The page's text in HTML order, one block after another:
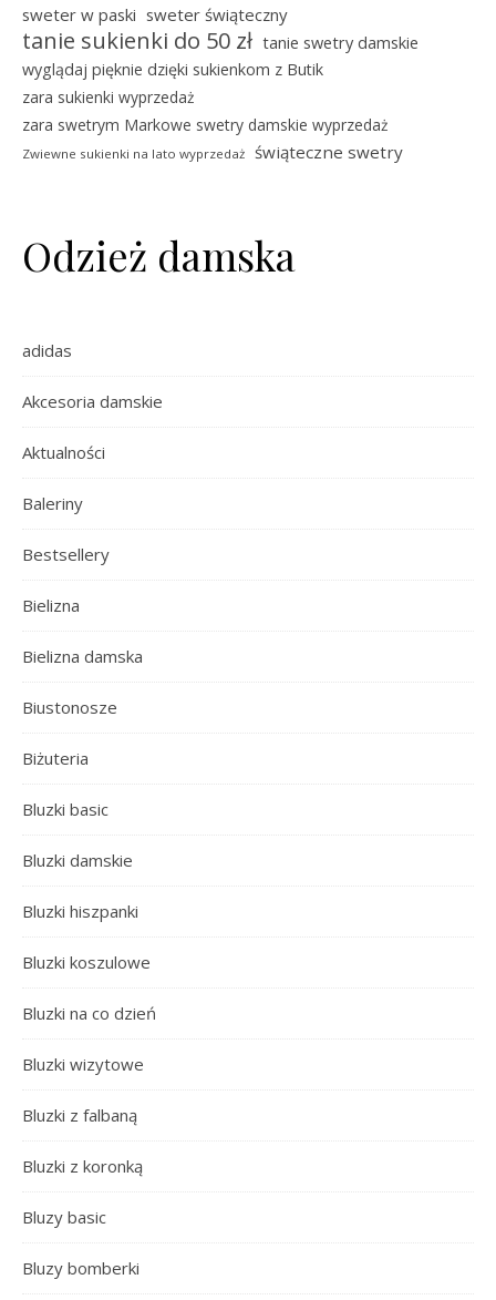
sweter w paski sweter świąteczny
tanie sukienki do 50 zł tanie swetry damskie
wyglądaj pięknie dzięki sukienkom z Butik
zara sukienki wyprzedaż
zara swetrym Markowe swetry damskie wyprzedaż
Zwiewne sukienki na lato wyprzedaż świąteczne swetry
Odzież damska
adidas
Akcesoria damskie
Aktualności
Baleriny
Bestsellery
Bielizna
Bielizna damska
Biustonosze
Biżuteria
Bluzki basic
Bluzki damskie
Bluzki hiszpanki
Bluzki koszulowe
Bluzki na co dzień
Bluzki wizytowe
Bluzki z falbaną
Bluzki z koronką
Bluzy basic
Bluzy bomberki